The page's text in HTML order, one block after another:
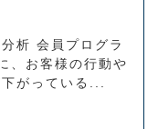
析 会員プログラ
、お客様の行動や
がっている...